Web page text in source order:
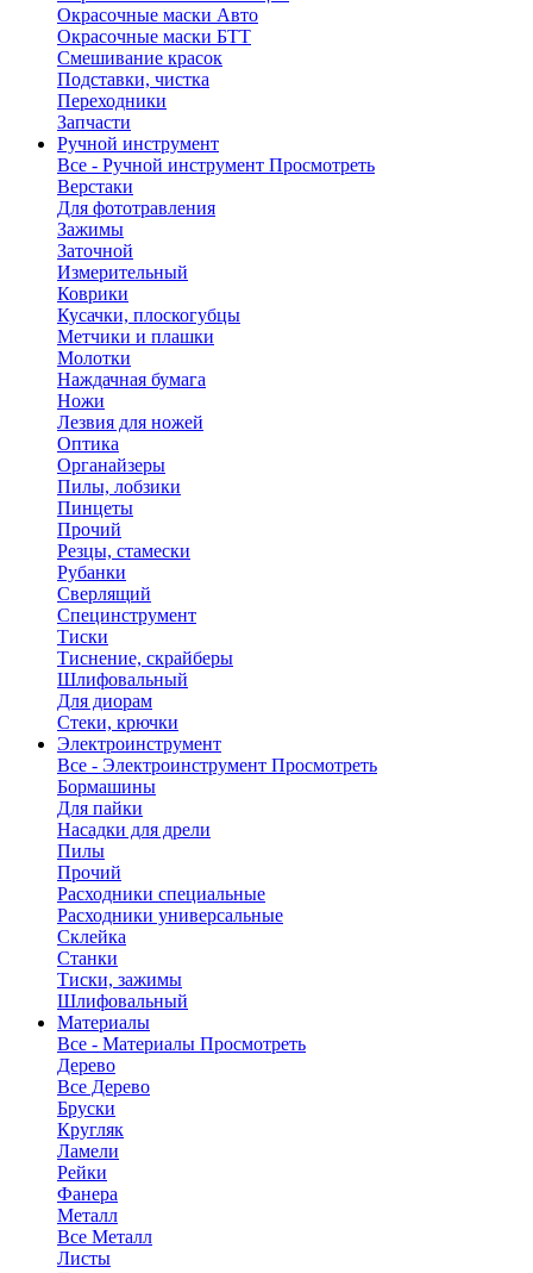
Окрасочные маски Авто
Окрасочные маски БТТ
Смешивание красок
Подставки, чистка
Переходники
Запчасти
Ручной инструмент
Все - Ручной инструмент Просмотреть
Верстаки
Для фототравления
Зажимы
Заточной
Измерительный
Коврики
Кусачки, плоскогубцы
Метчики и плашки
Молотки
Наждачная бумага
Ножи
Лезвия для ножей
Оптика
Органайзеры
Пилы, лобзики
Пинцеты
Прочий
Резцы, стамески
Рубанки
Сверлящий
Специнструмент
Тиски
Тиснение, скрайберы
Шлифовальный
Для диорам
Стеки, крючки
Электроинструмент
Все - Электроинструмент Просмотреть
Бормашины
Для пайки
Насадки для дрели
Пилы
Прочий
Расходники специальные
Расходники универсальные
Склейка
Станки
Тиски, зажимы
Шлифовальный
Материалы
Все - Материалы Просмотреть
Дерево
Все Дерево
Бруски
Кругляк
Ламели
Рейки
Фанера
Металл
Все Металл
Листы